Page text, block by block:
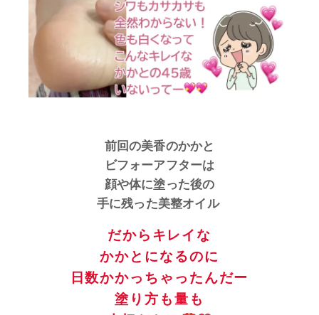
前回の美香のかかと
ビフォーアフターは
顔や体に塗った後の
手に残った美整オイル
だからキレイな
かかとになるのに
日数かかっちゃったんだー
塗り方も量も